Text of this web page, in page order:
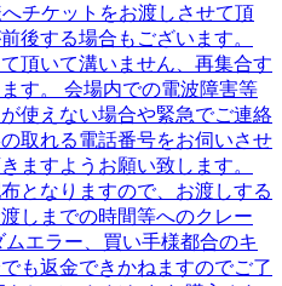
チケットをお渡しさせて頂
後する場合もございます。
頂いて溝いません、再集合す
す。 会場内での電波障害等
使えない場合や緊急でご連絡
取れる電話番号をお伺いさせ
ますようお願い致します。
となりますので、お渡しする
しまでの時間等へのクレー
エラー、買い手様都合のキ
も返金できかねますのでご了